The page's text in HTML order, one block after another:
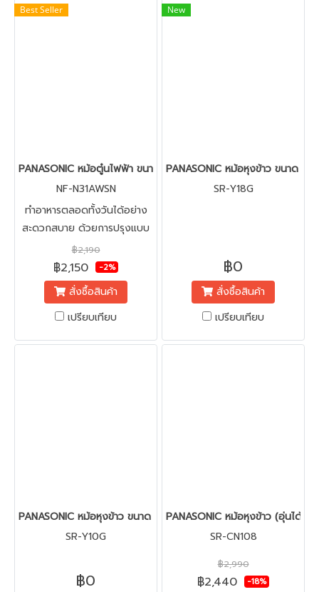
Best Seller
PANASONIC หม้อตู๋นไฟฟ้า ขนาด 3.0 ลิตร รุ่น NF-N31AWSN
NF-N31AWSN
ทำอาหารตลอดทั้งวันได้อย่าง
สะดวกสบาย ด้วยการปรุงแบบ
อัตโนมัติ เพียงเปิดเครื่องและ
ปล่อยให้ส่วนผสมปรุงสุกอย่าง
ปลอดภัยได้นานถึง 8 ชั่วโมง
โดยไม่ต้องคอยตรวจดูอยู่
บ่อยๆ
฿2,190
฿2,150 -2%
สั่งซื้อสินค้า
เปรียบเทียบ
New
PANASONIC หม้อหุงข้าว ขนาด
SR-Y18G
฿0
สั่งซื้อสินค้า
เปรียบเทียบ
PANASONIC หม้อหุงข้าว ขนาด 1.0 ลิตร พร้อมฝาหม้อสแตนเลส รุ่น
SR-Y10G
฿0
PANASONIC หม้อหุงข้าว (อุ่นได้น
SR-CN108
฿2,990
฿2,440 -18%